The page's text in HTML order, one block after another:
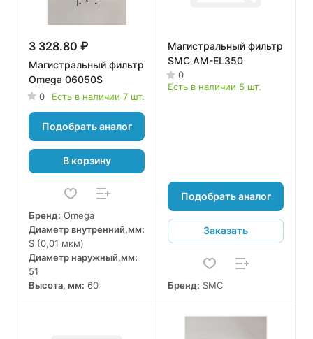
3 328.80 ₽
Магистральный фильтр
Omega 06050S
0 Есть в наличии 7 шт.
Подобрать аналог
В корзину
Бренд: Omega
Диаметр внутренний,мм:
S (0,01 мкм)
Диаметр наружный,мм:
51
Высота, мм: 60
Магистральный фильтр
SMC AM-EL350
0
Есть в наличии 5 шт.
Подобрать аналог
Заказать
Бренд: SMC